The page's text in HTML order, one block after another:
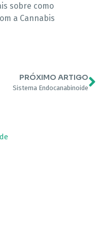
sobre como
a Cannabis
PRÓXIMO ARTIGO
Sistema Endocanabinoide